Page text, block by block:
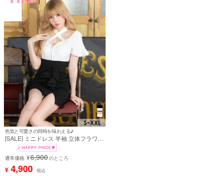
色気と可愛さの同時を味わえる♪
[SALE] ミニドレス 半袖 立体フラワー
刺繍 ジップ クロスネック バイカラー
ストレッチ 縦フリル 白 黒 XL XXL タ
イト キャバドレス (戦慄かなの着用)
［tk-md084514b］
通常価格 ¥6,900のところ
¥ 4,900 税込